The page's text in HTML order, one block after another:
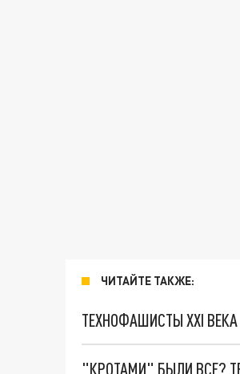
ЧИТАЙТЕ ТАКЖЕ:
ТЕХНОФАШИСТЫ XXI ВЕКА
"КРОТАМИ" БЫЛИ ВСЕ?